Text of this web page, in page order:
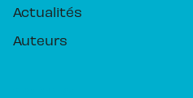
Actualités
Auteurs